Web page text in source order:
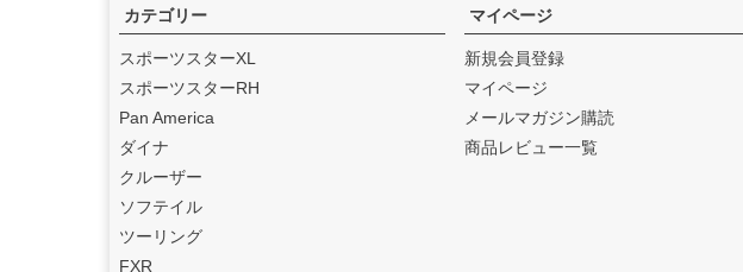
ました。
2024.12
s（ブローパフォーマンスエ
キゾースト）
始めました。
2024.11
By City（バイ シティ）
本総代理店となりました。
カテゴリー
スポーツスターXL
スポーツスターRH
Pan America
ダイナ
クルーザー
ソフテイル
ツーリング
FXR
マイページ
新規会員登録
マイページ
メールマガジン購読
商品レビュー一覧